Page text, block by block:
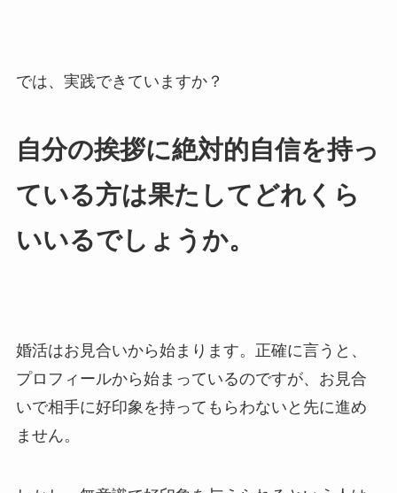
では、実践できていますか？
自分の挨拶に絶対的自信を持っ
ている方は果たしてどれくら
いいるでしょうか。
婚活はお見合いから始まります。正確に言うと、
プロフィールから始まっているのですが、お見合
いで相手に好印象を持ってもらわないと先に進め
ません。